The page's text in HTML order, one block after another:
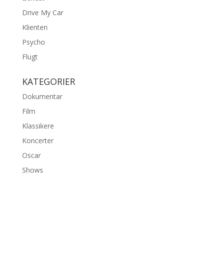
Drive My Car
Klienten
Psycho
Flugt
KATEGORIER
Dokumentar
Film
Klassikere
Koncerter
Oscar
Shows